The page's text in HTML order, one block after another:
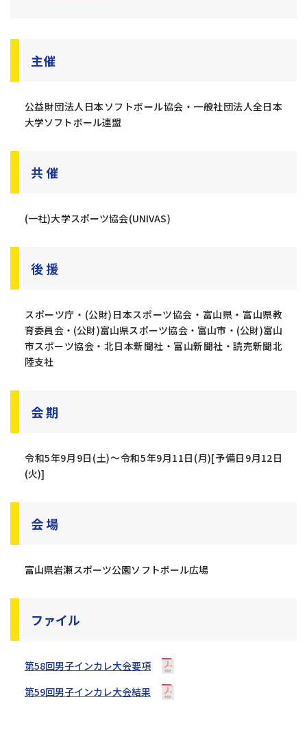
主催
公益財団法人日本ソフトボール協会・一般社団法人全日本
大学ソフトボール連盟
共 催
(一社)大学スポーツ協会(UNIVAS)
後 援
スポーツ庁・(公財)日本スポーツ協会・富山県・富山県教
育委員会・(公財)富山県スポーツ協会・富山市・(公財)富山
市スポーツ協会・北日本新聞社・富山新聞社・読売新聞北
陸支社
会 期
令和5年9月9日(土)〜令和5年9月11日(月)[予備日9月12日
(火)]
会 場
富山県岩瀬スポーツ公園ソフトボール広場
ファイル
第58回男子インカレ大会要項
第59回男子インカレ大会結果